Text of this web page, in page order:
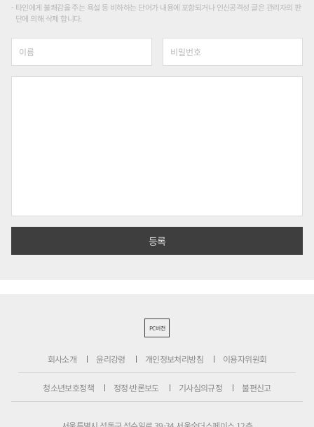
타인에게 불쾌감을 주는 욕설 등 비하하는 단어가 내용에 포함되거나 인신공격성 글은 관리자의 판
단에 의해 삭제 합니다.
PC버전
회사소개 윤리강령 개인정보처리방침 이용자위원회
청소년보호정책 정정·반론보도 기사심의규정 불편신고